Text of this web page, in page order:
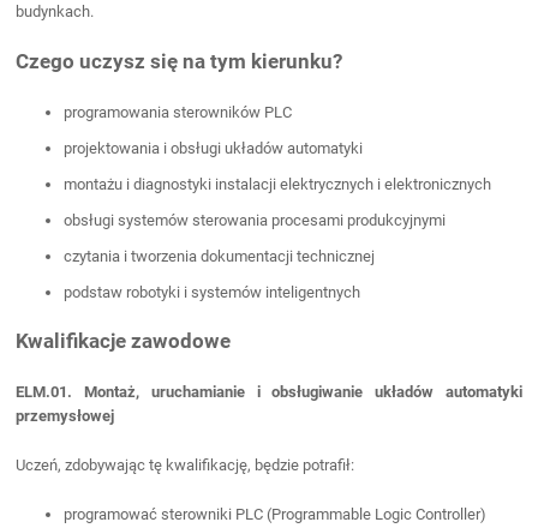
budynkach.
Czego uczysz się na tym kierunku?
programowania sterowników PLC
projektowania i obsługi układów automatyki
montażu i diagnostyki instalacji elektrycznych i elektronicznych
obsługi systemów sterowania procesami produkcyjnymi
czytania i tworzenia dokumentacji technicznej
podstaw robotyki i systemów inteligentnych
Kwalifikacje zawodowe
ELM.01. Montaż, uruchamianie i obsługiwanie układów automatyki
przemysłowej
Uczeń, zdobywając tę kwalifikację, będzie potrafił:
programować sterowniki PLC (Programmable Logic Controller)